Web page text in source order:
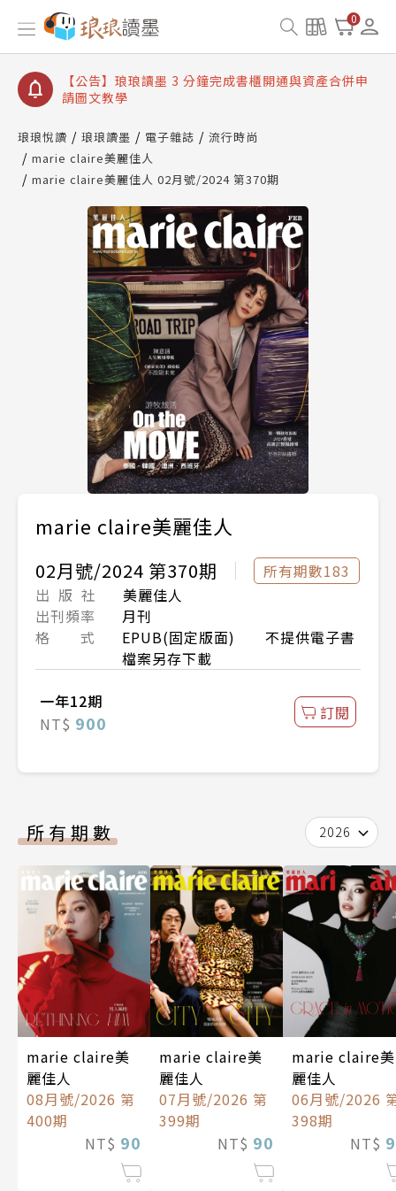
0
【公告】琅琅讀墨數位閱讀資產合併與書櫃開通申請
【公告】琅琅讀墨書櫃開通常見問題
【公告】琅琅讀墨 3 分鐘完成書櫃開通與資產合併申
請圖文教學
查詢
【公告】琅琅讀墨數位閱讀資產合併與書櫃開通申請
琅琅悅讀 琅琅讀墨 電子雜誌
流行時尚
marie claire美麗佳人
marie claire美麗佳人 02月號/2024 第370期
marie claire美麗佳人
02月號/2024 第370期
所有期數183
出 版 社
美麗佳人
出刊頻率
月刊
格 式
EPUB(固定版面) 不提供電子書
檔案另存下載
一年12期
NT$ 900 訂閱
所有期數 2026
marie claire美
麗佳人
08月號/2026 第
400期
NT$ 90
marie claire美
麗佳人
07月號/2026 第
399期
NT$ 90
marie claire美
麗佳人
06月號/2026
398期
NT$